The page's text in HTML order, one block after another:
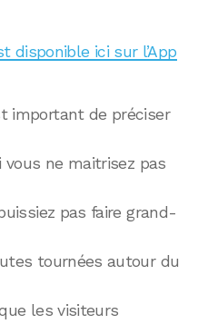
disponible ici sur l’App
important de préciser
vous ne maitrisez pas
pas faire grand-
tournées autour du
les visiteurs